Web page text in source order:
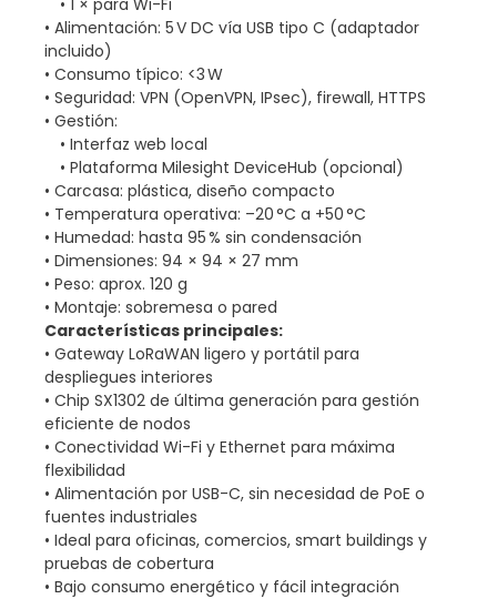
• Alimentación: 5 V DC vía USB tipo C (adaptador
incluido)
• Consumo típico: <3 W
• Seguridad: VPN (OpenVPN, IPsec), firewall, HTTPS
• Gestión:
• Interfaz web local
• Plataforma Milesight DeviceHub (opcional)
• Carcasa: plástica, diseño compacto
• Temperatura operativa: –20 °C a +50 °C
• Humedad: hasta 95 % sin condensación
• Dimensiones: 94 × 94 × 27 mm
• Peso: aprox. 120 g
• Montaje: sobremesa o pared
Características principales:
• Gateway LoRaWAN ligero y portátil para
despliegues interiores
• Chip SX1302 de última generación para gestión
eficiente de nodos
• Conectividad Wi-Fi y Ethernet para máxima
flexibilidad
• Alimentación por USB-C, sin necesidad de PoE o
fuentes industriales
• Ideal para oficinas, comercios, smart buildings y
pruebas de cobertura
• Bajo consumo energético y fácil integración